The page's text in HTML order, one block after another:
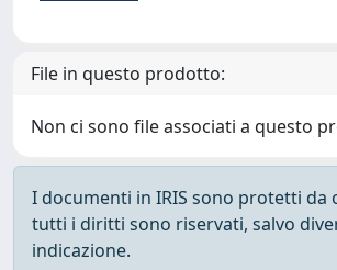
File in questo prodotto:
Non ci sono file associati a questo
I documenti in IRIS sono protetti da
tutti i diritti sono riservati, salvo
indicazione.